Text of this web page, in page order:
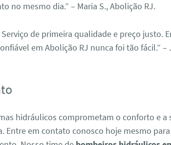
no mesmo dia.” – Maria S., Abolição RJ.
de primeira qualidade e preço justo.
em Abolição RJ nunca foi tão fácil.” –
hidráulicos comprometam o conforto e a
Entre em contato conosco hoje mesmo